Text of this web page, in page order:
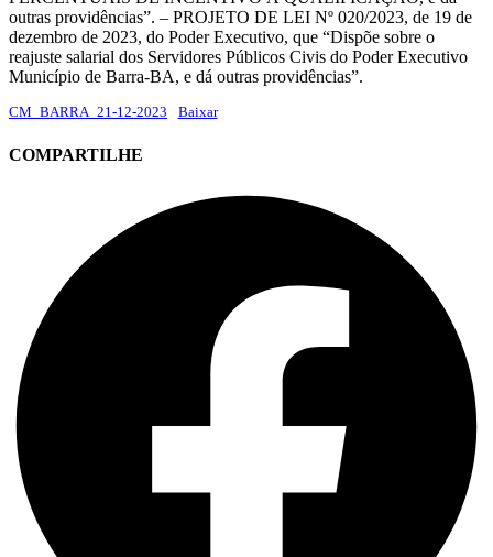
outras providências”. – PROJETO DE LEI Nº 020/2023, de 19 de
dezembro de 2023, do Poder Executivo, que “Dispõe sobre o
reajuste salarial dos Servidores Públicos Civis do Poder Executivo
Município de Barra-BA, e dá outras providências”.
CM_BARRA_21-12-2023 Baixar
COMPARTILHE